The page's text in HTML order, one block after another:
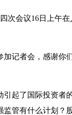
议16日上午在
者会，感谢你
了国际投资者
管有什么计划